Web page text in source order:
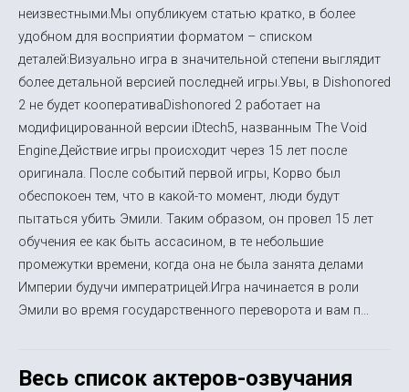
неизвестными.Мы опубликуем статью кратко, в более
удобном для восприятии форматом – списком
деталей:Визуально игра в значительной степени выглядит
более детальной версией последней игры.Увы, в Dishonored
2 не будет кооперативаDishonored 2 работает на
модифицированной версии iDtech5, названным The Void
Engine.Действие игры происходит через 15 лет после
оригинала. После событий первой игры, Корво был
обеспокоен тем, что в какой-то момент, люди будут
пытаться убить Эмили. Таким образом, он провел 15 лет
обучения ее как быть ассасином, в те небольшие
промежутки времени, когда она не была занята делами
Империи будучи императрицей.Игра начинается в роли
Эмили во время государственного переворота и вам п...
Весь список актеров-озвучания